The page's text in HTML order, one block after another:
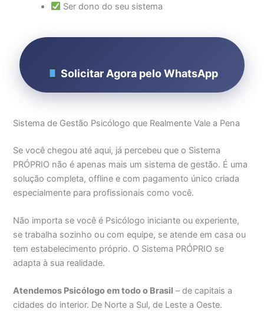
Ser dono do seu sistema
Solicitar Agora pelo WhatsApp
Sistema de Gestão Psicólogo que Realmente Vale a Pena
Se você chegou até aqui, já percebeu que o Sistema
PRÓPRIO não é apenas mais um sistema de gestão. É uma
solução completa, offline e com pagamento único criada
especialmente para profissionais como você.
Não importa se você é Psicólogo iniciante ou experiente,
se trabalha sozinho ou com equipe, se atende em casa ou
tem estabelecimento próprio. O Sistema PRÓPRIO se
adapta à sua realidade.
Atendemos Psicólogo em todo o Brasil – de capitais a
cidades do interior. De Norte a Sul, de Leste a Oeste.